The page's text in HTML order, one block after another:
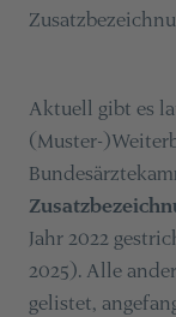
Aktuell gibt es
(Muster-
Jahr 2022
2025). Alle
gelistet,